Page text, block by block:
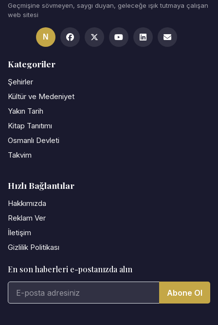
Geçmişine sövmeyen, saygı duyan, geleceğe ışık tutmaya çalışan
web sitesi
N
Kategoriler
Şehirler
Kültür ve Medeniyet
Yakın Tarih
Kitap Tanıtımı
Osmanlı Devleti
Takvim
Hızlı Bağlantılar
Hakkımızda
Reklam Ver
İletişim
Gizlilik Politikası
En son haberleri e-postanızda alın
Abone Ol